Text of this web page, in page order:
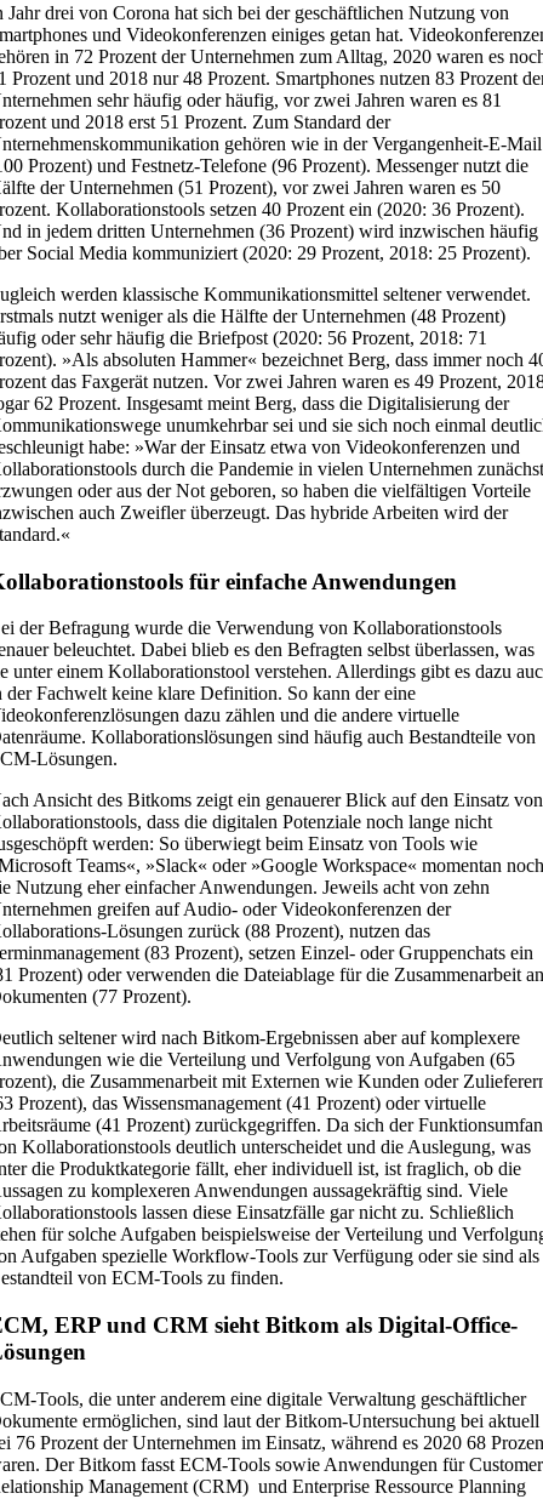
Jahr drei von Corona hat sich bei der geschäftlichen Nutzung von
und Videokonferenzen einiges getan hat.
in 72 Prozent der Unternehmen zum Alltag, 2020 waren es
Prozent und 2018 nur 48 Prozent. Smartphones nutzen 83 Prozent
sehr häufig oder häufig, vor zwei Jahren waren es 81
und 2018 erst 51 Prozent. Zum Standard der
gehören wie in der Vergangenheit-E-Mail
Prozent) und Festnetz-Telefone (96 Prozent). Messenger nutzt die
der Unternehmen (51 Prozent), vor zwei Jahren waren es 50
Kollaborationstools setzen 40 Prozent ein (2020: 36 Prozent).
in jedem dritten Unternehmen (36 Prozent) wird inzwischen häufig
Social Media kommuniziert (2020: 29 Prozent, 2018: 25 Prozent).
werden klassische Kommunikationsmittel seltener verwendet.
nutzt weniger als die Hälfte der Unternehmen (48 Prozent)
oder sehr häufig die Briefpost (2020: 56 Prozent, 2018: 71
»Als absoluten Hammer« bezeichnet Berg, dass immer noch
das Faxgerät nutzen. Vor zwei Jahren waren es 49 Prozent,
62 Prozent. Insgesamt meint Berg, dass die Digitalisierung der
unumkehrbar sei und sie sich noch einmal
habe: »War der Einsatz etwa von Videokonferenzen und
durch die Pandemie in vielen Unternehmen
oder aus der Not geboren, so haben die vielfältigen Vorteile
auch Zweifler überzeugt. Das hybride Arbeiten wird der
für einfache Anwendungen
der Befragung wurde die Verwendung von Kollaborationstools
beleuchtet. Dabei blieb es den Befragten selbst überlassen, was
unter einem Kollaborationstool verstehen. Allerdings gibt es dazu
der Fachwelt keine klare Definition. So kann der eine
dazu zählen und die andere virtuelle
Kollaborationslösungen sind häufig auch Bestandteile von
Lösungen.
Ansicht des Bitkoms zeigt ein genauerer Blick auf den Einsatz von
dass die digitalen Potenziale noch lange nicht
werden: So überwiegt beim Einsatz von Tools wie
Teams«, »Slack« oder »Google Workspace« momentan
Nutzung eher einfacher Anwendungen. Jeweils acht von zehn
greifen auf Audio- oder Videokonferenzen der
Lösungen zurück (88 Prozent), nutzen das
(83 Prozent), setzen Einzel- oder Gruppenchats ein
Prozent) oder verwenden die Dateiablage für die Zusammenarbeit
(77 Prozent).
seltener wird nach Bitkom-Ergebnissen aber auf komplexere
wie die Verteilung und Verfolgung von Aufgaben (65
die Zusammenarbeit mit Externen wie Kunden oder
Prozent), das Wissensmanagement (41 Prozent) oder virtuelle
(41 Prozent) zurückgegriffen. Da sich der
Kollaborationstools deutlich unterscheidet und die Auslegung, was
die Produktkategorie fällt, eher individuell ist, ist fraglich, ob die
zu komplexeren Anwendungen aussagekräftig sind. Viele
lassen diese Einsatzfälle gar nicht zu. Schließlich
für solche Aufgaben beispielsweise der Verteilung und
Aufgaben spezielle Workflow-Tools zur Verfügung oder sie sind als
von ECM-Tools zu finden.
ERP und CRM sieht Bitkom als Digital-Office-
Tools, die unter anderem eine digitale Verwaltung geschäftlicher
ermöglichen, sind laut der Bitkom-Untersuchung bei aktuell
76 Prozent der Unternehmen im Einsatz, während es 2020 68
Der Bitkom fasst ECM-Tools sowie Anwendungen für Customer
Management (CRM) und Enterprise Ressource Planning